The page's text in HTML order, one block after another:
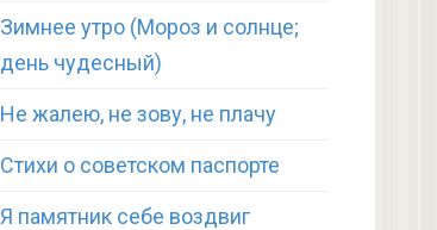
Зимнее утро (Мороз и солнце;
день чудесный)
Не жалею, не зову, не плачу
Стихи о советском паспорте
Я памятник себе воздвиг